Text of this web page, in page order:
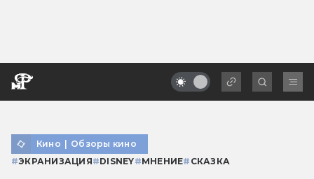
Кино | Обзоры кино
#ЭКРАНИЗАЦИЯ#DISNEY#МНЕНИЕ# СКАЗКА